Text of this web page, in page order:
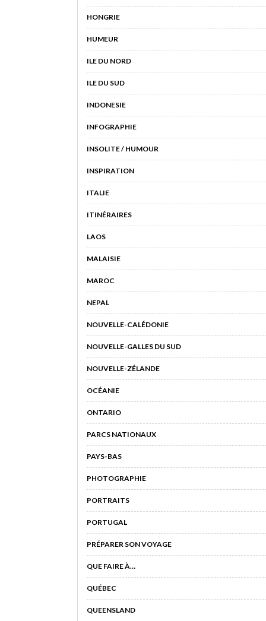
HONGRIE
HUMEUR
ILE DU NORD
ILE DU SUD
INDONESIE
INFOGRAPHIE
INSOLITE / HUMOUR
INSPIRATION
ITALIE
ITINÉRAIRES
LAOS
MALAISIE
MAROC
NEPAL
NOUVELLE-CALÉDONIE
NOUVELLE-GALLES DU SUD
NOUVELLE-ZÉLANDE
OCÉANIE
ONTARIO
PARCS NATIONAUX
PAYS-BAS
PHOTOGRAPHIE
PORTRAITS
PORTUGAL
PRÉPARER SON VOYAGE
QUE FAIRE À…
QUÉBEC
QUEENSLAND